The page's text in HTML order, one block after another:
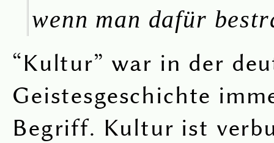
wenn man dafür
“Kultur” war in der
Geistesgeschichte
Begriff. Kultur ist